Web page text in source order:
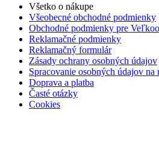
Všetko o nákupe
Všeobecné obchodné podmienky
Obchodné podmienky pre
Reklamačné podmienky
Reklamačný formulár
Zásady ochrany osobných údajov
Spracovanie osobných údajov
Doprava a platba
Časté otázky
Cookies